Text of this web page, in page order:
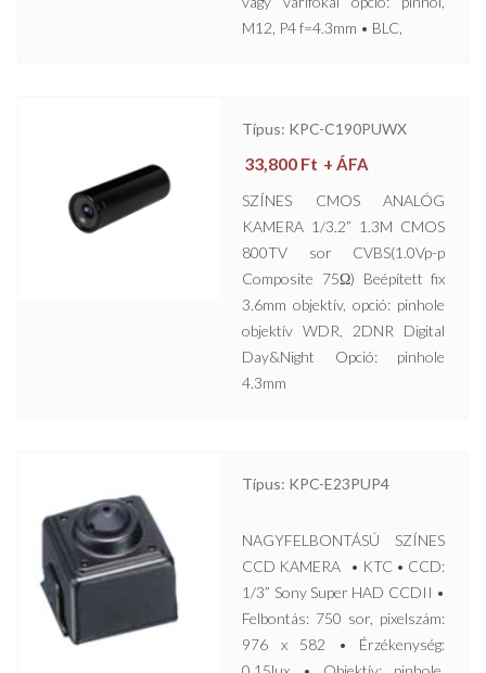
M12, P4 f=4.3mm • BLC,
Típus: KPC-C190PUWX
33,800 Ft + ÁFA
SZÍNES CMOS ANALÓG
KAMERA 1/3.2” 1.3M CMOS
800TV sor CVBS(1.0Vp-p
Composite 75Ω) Beépített fix
3.6mm objektív, opció: pinhole
objektív WDR, 2DNR Digital
Day&Night Opció: pinhole
4.3mm
Típus: KPC-E23PUP4
NAGYFELBONTÁSÚ SZÍNES
CCD KAMERA • KTC • CCD:
1/3” Sony Super HAD CCDII •
Felbontás: 750 sor, pixelszám:
976 x 582 • Érzékenység: